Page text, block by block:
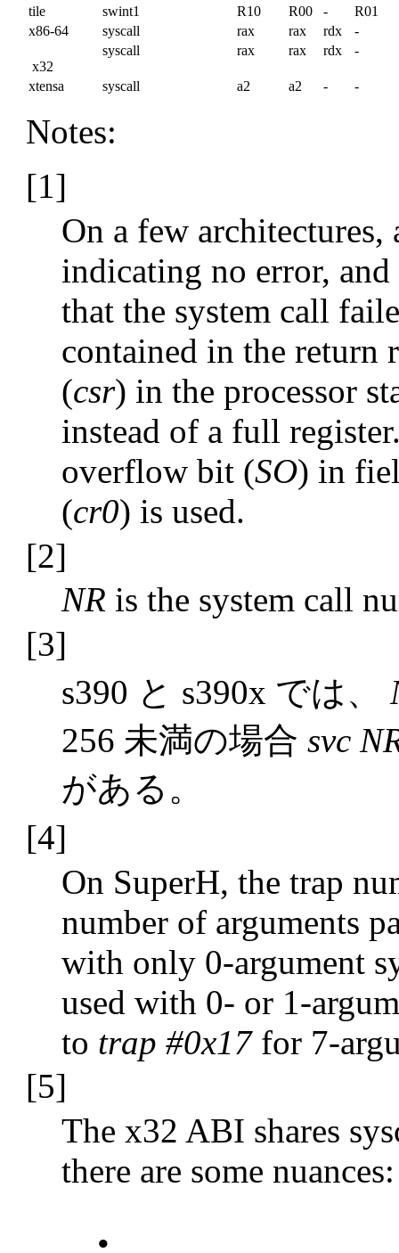
tile
swint1 R10 R00 -
R01
x86-64
syscall rax rax rdx -
x32
syscall rax rax rdx -
xtensa syscall a2 a2 - -
Notes:
[1]
On a few architectures,
indicating no error,
that the system call
contained in the return
(csr) in the processor
instead of a full
overflow bit (SO) in
(cr0) is used.
[2]
NR is the system call
[3]
s390 と s390x では、
256 未満の場合svc
がある。
[4]
On SuperH, the trap
number of arguments
with only 0-argument
used with 0- or 1-
to trap #0x17for 7-
[5]
The x32 ABI shares
there are some nuances:
•